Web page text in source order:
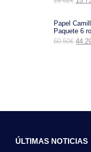
era:
Papel
Paquete 6
60.50€ El
ÚLTIMAS NOTICIAS